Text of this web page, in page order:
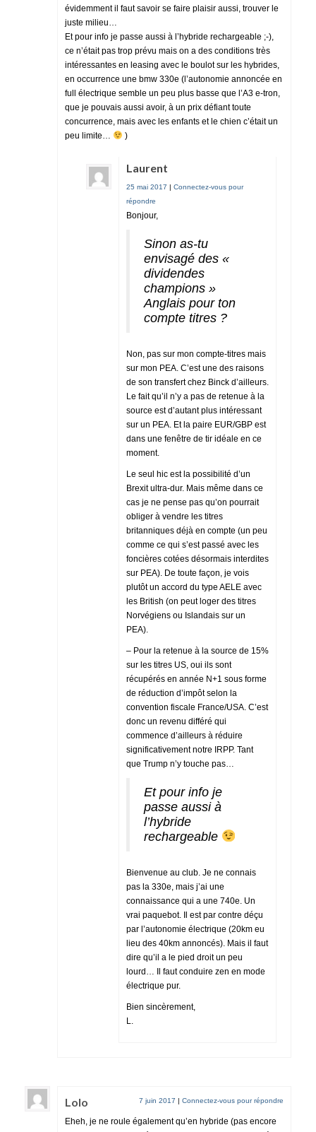
évidemment il faut savoir se faire plaisir aussi, trouver le
juste milieu…
Et pour info je passe aussi à l’hybride rechargeable ;-),
ce n’était pas trop prévu mais on a des conditions très
intéressantes en leasing avec le boulot sur les hybrides,
en occurrence une bmw 330e (l’autonomie annoncée en
full électrique semble un peu plus basse que l’A3 e-tron,
que je pouvais aussi avoir, à un prix défiant toute
concurrence, mais avec les enfants et le chien c’était un
peu limite…
)
Laurent
25 mai 2017 | Connectez-vous pour
répondre
Bonjour,
Sinon as-tu
envisagé des «
dividendes
champions »
Anglais pour ton
compte titres ?
Non, pas sur mon compte-titres mais
sur mon PEA. C’est une des raisons
de son transfert chez Binck d’ailleurs.
Le fait qu’il n’y a pas de retenue à la
source est d’autant plus intéressant
sur un PEA. Et la paire EUR/GBP est
dans une fenêtre de tir idéale en ce
moment.
Le seul hic est la possibilité d’un
Brexit ultra-dur. Mais même dans ce
cas je ne pense pas qu’on pourrait
obliger à vendre les titres
britanniques déjà en compte (un peu
comme ce qui s’est passé avec les
foncières cotées désormais interdites
sur PEA). De toute façon, je vois
plutôt un accord du type AELE avec
les British (on peut loger des titres
Norvégiens ou Islandais sur un
PEA).
– Pour la retenue à la source de 15%
sur les titres US, oui ils sont
récupérés en année N+1 sous forme
de réduction d’impôt selon la
convention fiscale France/USA. C’est
donc un revenu différé qui
commence d’ailleurs à réduire
significativement notre IRPP. Tant
que Trump n’y touche pas…
Et pour info je
passe aussi à
l’hybride
rechargeable
Bienvenue au club. Je ne connais
pas la 330e, mais j’ai une
connaissance qui a une 740e. Un
vrai paquebot. Il est par contre déçu
par l’autonomie électrique (20km eu
lieu des 40km annoncés). Mais il faut
dire qu’il a le pied droit un peu
lourd… Il faut conduire zen en mode
électrique pur.
Bien sincèrement,
L.
Lolo 7 juin 2017 | Connectez-vous pour répondre
Eheh, je ne roule également qu’en hybride (pas encore